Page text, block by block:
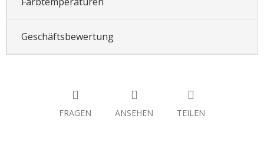
Geschäftsbewertung
FRAGEN ANSEHEN TEILEN